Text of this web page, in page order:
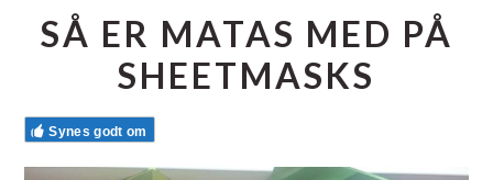
SÅ ER MATAS MED PÅ
SHEETMASKS
Synes godt om